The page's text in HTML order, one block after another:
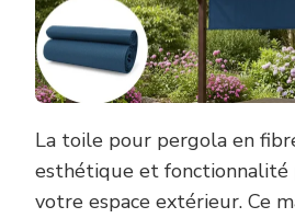
La toile pour pergola en
esthétique et fonctionnalité
votre espace extérieur. Ce